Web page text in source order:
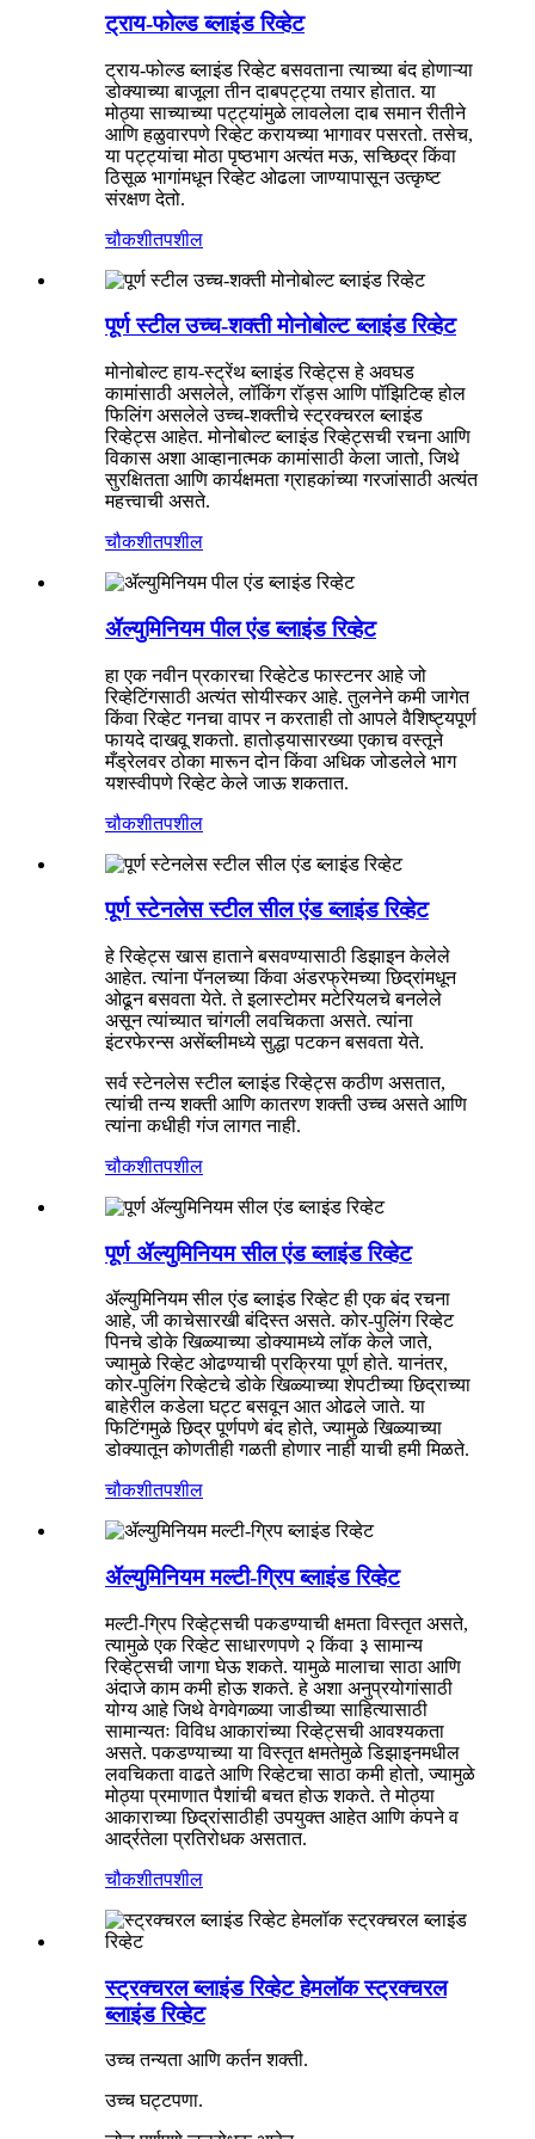
ट्राय-फोल्ड ब्लाइंड रिव्हेट
ट्राय-फोल्ड ब्लाइंड रिव्हेट बसवताना त्याच्या बंद होणाऱ्या
डोक्याच्या बाजूला तीन दाबपट्ट्या तयार होतात. या
मोठ्या साच्याच्या पट्ट्यांमुळे लावलेला दाब समान रीतीने
आणि हळुवारपणे रिव्हेट करायच्या भागावर पसरतो. तसेच,
या पट्ट्यांचा मोठा पृष्ठभाग अत्यंत मऊ, सच्छिद्र किंवा
ठिसूळ भागांमधून रिव्हेट ओढला जाण्यापासून उत्कृष्ट
संरक्षण देतो.
चौकशीतपशील
पूर्ण स्टील उच्च-शक्ती मोनोबोल्ट ब्लाइंड रिव्हेट
मोनोबोल्ट हाय-स्ट्रेंथ ब्लाइंड रिव्हेट्स हे अवघड
कामांसाठी असलेले, लॉकिंग रॉड्स आणि पॉझिटिव्ह होल
फिलिंग असलेले उच्च-शक्तीचे स्ट्रक्चरल ब्लाइंड
रिव्हेट्स आहेत. मोनोबोल्ट ब्लाइंड रिव्हेट्सची रचना आणि
विकास अशा आव्हानात्मक कामांसाठी केला जातो, जिथे
सुरक्षितता आणि कार्यक्षमता ग्राहकांच्या गरजांसाठी अत्यंत
महत्त्वाची असते.
चौकशीतपशील
ॲल्युमिनियम पील एंड ब्लाइंड रिव्हेट
हा एक नवीन प्रकारचा रिव्हेटेड फास्टनर आहे जो
रिव्हेटिंगसाठी अत्यंत सोयीस्कर आहे. तुलनेने कमी जागेत
किंवा रिव्हेट गनचा वापर न करताही तो आपले वैशिष्ट्यपूर्ण
फायदे दाखवू शकतो. हातोड्यासारख्या एकाच वस्तूने
मँड्रेलवर ठोका मारून दोन किंवा अधिक जोडलेले भाग
यशस्वीपणे रिव्हेट केले जाऊ शकतात.
चौकशीतपशील
पूर्ण स्टेनलेस स्टील सील एंड ब्लाइंड रिव्हेट
हे रिव्हेट्स खास हाताने बसवण्यासाठी डिझाइन केलेले
आहेत. त्यांना पॅनलच्या किंवा अंडरफ्रेमच्या छिद्रांमधून
ओढून बसवता येते. ते इलास्टोमर मटेरियलचे बनलेले
असून त्यांच्यात चांगली लवचिकता असते. त्यांना
इंटरफेरन्स असेंब्लीमध्ये सुद्धा पटकन बसवता येते.
सर्व स्टेनलेस स्टील ब्लाइंड रिव्हेट्स कठीण असतात,
त्यांची तन्य शक्ती आणि कातरण शक्ती उच्च असते आणि
त्यांना कधीही गंज लागत नाही.
चौकशीतपशील
पूर्ण ॲल्युमिनियम सील एंड ब्लाइंड रिव्हेट
ॲल्युमिनियम सील एंड ब्लाइंड रिव्हेट ही एक बंद रचना
आहे, जी काचेसारखी बंदिस्त असते. कोर-पुलिंग रिव्हेट
पिनचे डोके खिळ्याच्या डोक्यामध्ये लॉक केले जाते,
ज्यामुळे रिव्हेट ओढण्याची प्रक्रिया पूर्ण होते. यानंतर,
कोर-पुलिंग रिव्हेटचे डोके खिळ्याच्या शेपटीच्या छिद्राच्या
बाहेरील कडेला घट्ट बसवून आत ओढले जाते. या
फिटिंगमुळे छिद्र पूर्णपणे बंद होते, ज्यामुळे खिळ्याच्या
डोक्यातून कोणतीही गळती होणार नाही याची हमी मिळते.
चौकशीतपशील
ॲल्युमिनियम मल्टी-ग्रिप ब्लाइंड रिव्हेट
मल्टी-ग्रिप रिव्हेट्सची पकडण्याची क्षमता विस्तृत असते,
त्यामुळे एक रिव्हेट साधारणपणे २ किंवा ३ सामान्य
रिव्हेट्सची जागा घेऊ शकते. यामुळे मालाचा साठा आणि
अंदाजे काम कमी होऊ शकते. हे अशा अनुप्रयोगांसाठी
योग्य आहे जिथे वेगवेगळ्या जाडीच्या साहित्यासाठी
सामान्यतः विविध आकारांच्या रिव्हेट्सची आवश्यकता
असते. पकडण्याच्या या विस्तृत क्षमतेमुळे डिझाइनमधील
लवचिकता वाढते आणि रिव्हेटचा साठा कमी होतो, ज्यामुळे
मोठ्या प्रमाणात पैशांची बचत होऊ शकते. ते मोठ्या
आकाराच्या छिद्रांसाठीही उपयुक्त आहेत आणि कंपने व
आर्द्रतेला प्रतिरोधक असतात.
चौकशीतपशील
स्ट्रक्चरल ब्लाइंड रिव्हेट हेमलॉक स्ट्रक्चरल
ब्लाइंड रिव्हेट
उच्च तन्यता आणि कर्तन शक्ती.
उच्च घट्टपणा.